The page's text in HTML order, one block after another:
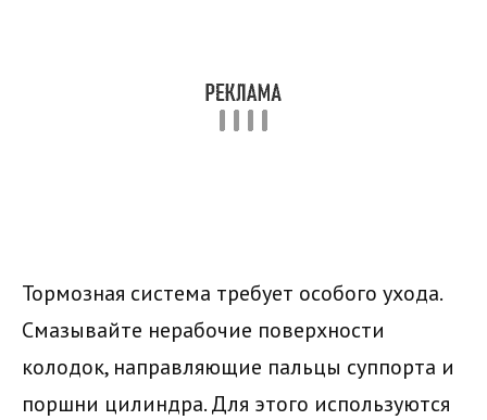
Тормозная система требует особого ухода.
Смазывайте нерабочие поверхности
колодок, направляющие пальцы суппорта и
поршни цилиндра. Для этого используются